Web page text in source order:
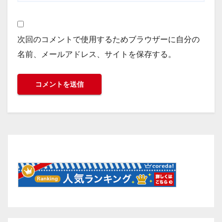
次回のコメントで使用するためブラウザーに自分の
名前、メールアドレス、サイトを保存する。